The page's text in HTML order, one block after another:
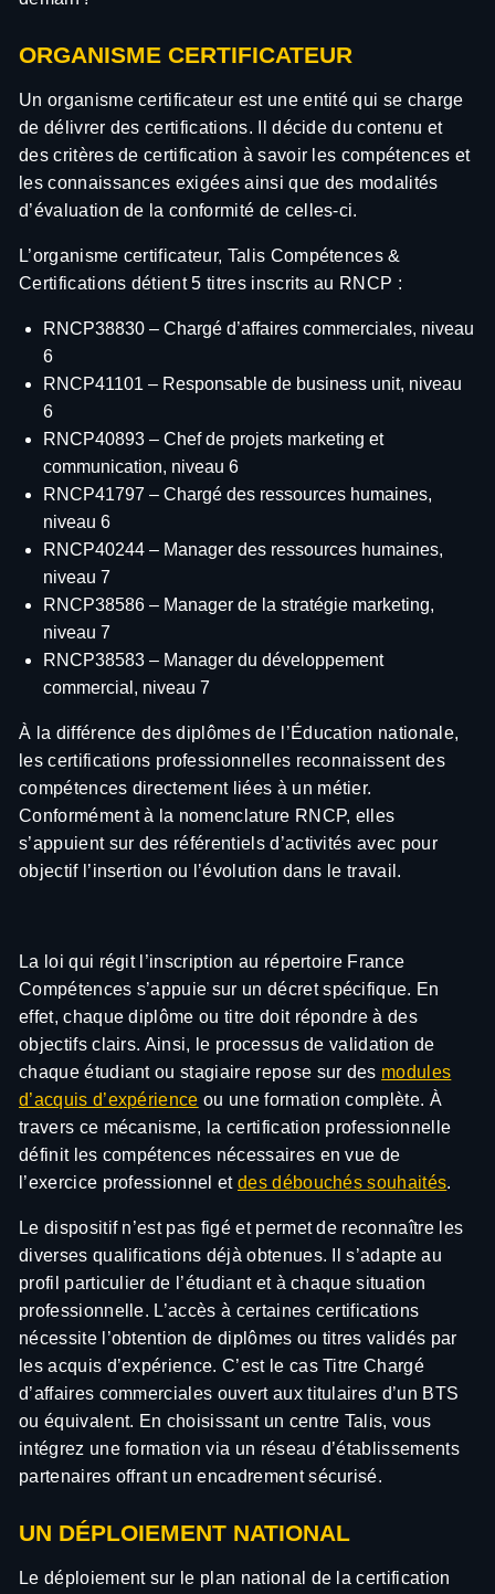
ORGANISME CERTIFICATEUR
Un organisme certificateur est une entité qui se charge
de délivrer des certifications. Il décide du contenu et
des critères de certification à savoir les compétences et
les connaissances exigées ainsi que des modalités
d’évaluation de la conformité de celles-ci.
L’organisme certificateur, Talis Compétences &
Certifications détient 5 titres inscrits au RNCP :
RNCP38830 – Chargé d’affaires commerciales, niveau
6
RNCP41101 – Responsable de business unit, niveau
6
RNCP40893 – Chef de projets marketing et
communication, niveau 6
RNCP41797 – Chargé des ressources humaines,
niveau 6
RNCP40244 – Manager des ressources humaines,
niveau 7
RNCP38586 – Manager de la stratégie marketing,
niveau 7
RNCP38583 – Manager du développement
commercial, niveau 7
À la différence des diplômes de l’Éducation nationale,
les certifications professionnelles reconnaissent des
compétences directement liées à un métier.
Conformément à la nomenclature RNCP, elles
s’appuient sur des référentiels d’activités avec pour
objectif l’insertion ou l’évolution dans le travail.
La loi qui régit l’inscription au répertoire France
Compétences s’appuie sur un décret spécifique. En
effet, chaque diplôme ou titre doit répondre à des
objectifs clairs. Ainsi, le processus de validation de
chaque étudiant ou stagiaire repose sur des modules
d’acquis d’expérience ou une formation complète. À
travers ce mécanisme, la certification professionnelle
définit les compétences nécessaires en vue de
l’exercice professionnel et des débouchés souhaités.
Le dispositif n’est pas figé et permet de reconnaître les
diverses qualifications déjà obtenues. Il s’adapte au
profil particulier de l’étudiant et à chaque situation
professionnelle. L’accès à certaines certifications
nécessite l’obtention de diplômes ou titres validés par
les acquis d’expérience. C’est le cas Titre Chargé
d’affaires commerciales ouvert aux titulaires d’un BTS
ou équivalent. En choisissant un centre Talis, vous
intégrez une formation via un réseau d’établissements
partenaires offrant un encadrement sécurisé.
UN DÉPLOIEMENT NATIONAL
Le déploiement sur le plan national de la certification